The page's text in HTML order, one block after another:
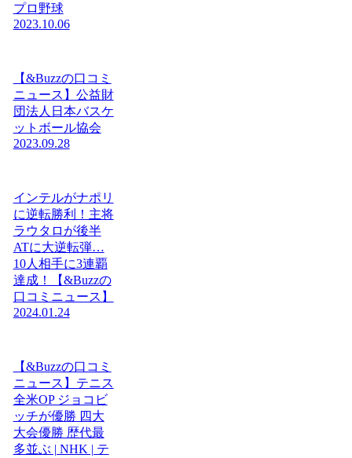
プロ野球
2023.10.06
【&Buzzの口コミ
ニュース】公益財
団法人日本バスケ
ットボール協会
2023.09.28
インテルがナポリ
に逆転勝利！主将
ラウタロが後半
ATに大逆転弾…
10人相手に3連覇
達成！【&Buzzの
口コミニュース】
2024.01.24
【&Buzzの口コミ
ニュース】テニス
全米OP ジョコビ
ッチが優勝 四大
大会優勝 歴代最
多並ぶ | NHK | テ